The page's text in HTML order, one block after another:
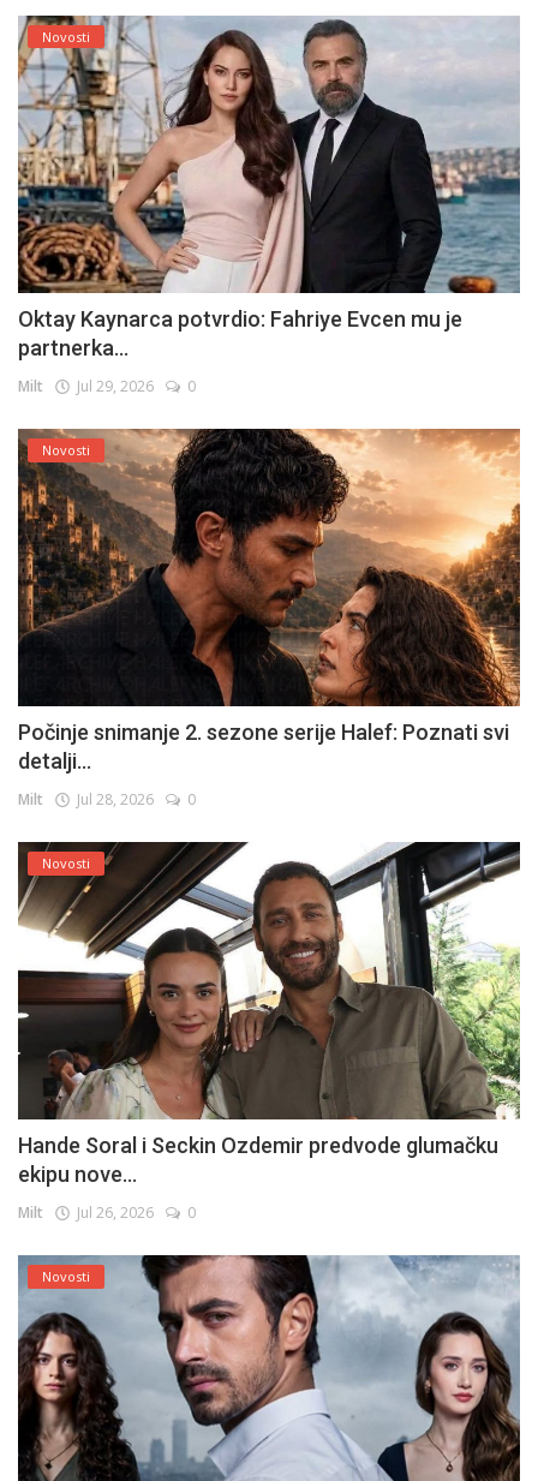
Novosti
Oktay Kaynarca potvrdio: Fahriye Evcen mu je
partnerka...
Milt Jul 29, 2026 0
Novosti
Počinje snimanje 2. sezone serije Halef: Poznati svi
detalji...
Milt Jul 28, 2026 0
Novosti
Hande Soral i Seckin Ozdemir predvode glumačku
ekipu nove...
Milt Jul 26, 2026 0
Novosti